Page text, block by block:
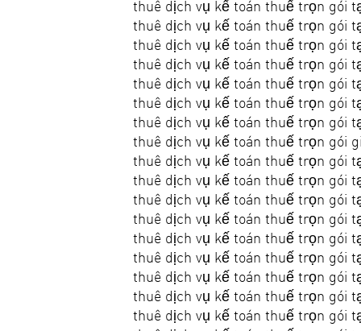
thuê dịch vụ kế toán thuế trọn gói
thuê dịch vụ kế toán thuế trọn gói
thuê dịch vụ kế toán thuế trọn gói
thuê dịch vụ kế toán thuế trọn gói
thuê dịch vụ kế toán thuế trọn gói
thuê dịch vụ kế toán thuế trọn gói
thuê dịch vụ kế toán thuế trọn gói
thuê dịch vụ kế toán thuế trọn gói
thuê dịch vụ kế toán thuế trọn gói
thuê dịch vụ kế toán thuế trọn gói
thuê dịch vụ kế toán thuế trọn gói
thuê dịch vụ kế toán thuế trọn gói
thuê dịch vụ kế toán thuế trọn gói
thuê dịch vụ kế toán thuế trọn gói
thuê dịch vụ kế toán thuế trọn gói
thuê dịch vụ kế toán thuế trọn gói
thuê dịch vụ kế toán thuế trọn gói